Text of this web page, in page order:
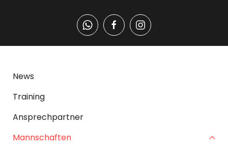
News
Training
Ansprechpartner
Mannschaften